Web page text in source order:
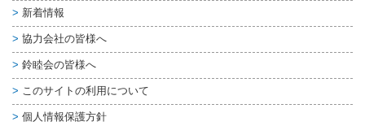
新着情報
協力会社の皆様へ
鈴睦会の皆様へ
このサイトの利用について
個人情報保護方針